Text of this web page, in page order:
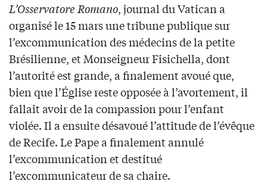
L’Osservatore Romano, journal du Vatican a
organisé le 15 mars une tribune publique sur
l’excommunication des médecins de la petite
Brésilienne, et Monseigneur Fisichella, dont
l’autorité est grande, a finalement avoué que,
bien que l’Église reste opposée à l’avortement, il
fallait avoir de la compassion pour l’enfant
violée. Il a ensuite désavoué l’attitude de l’évêque
de Recife. Le Pape a finalement annulé
l’excommunication et destitué
l’excommunicateur de sa chaire.